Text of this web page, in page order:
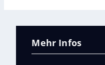
Mehr Infos